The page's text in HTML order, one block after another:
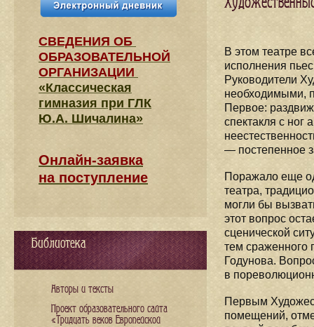
В этом театре
исполнения
Руководители
необходимыми,
Первое:
спектакля с ног
— постепенное
Поражало еще
театра,
могли бы
этот вопрос
сценической
тем сраженного
Годунова.
в
Первым
помещений,
СВЕДЕНИЯ​ ОБ
ОБРАЗОВАТЕЛЬНОЙ
ОРГАНИЗАЦИИ
«Классическая
гимназия при ГЛК
Ю.А. Шичалина»
Онлайн-заявка
на поступление
Библиотека
Авторы и тексты
Проект образовательного сайта
«Тридцать веков Европейской